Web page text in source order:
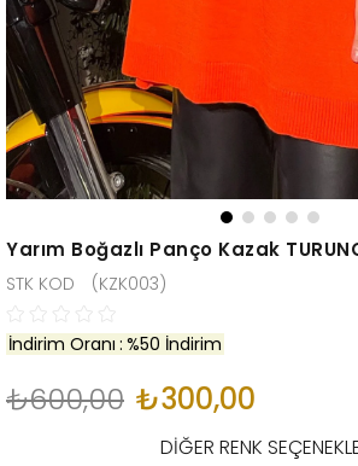
Yarım Boğazlı Panço Kazak
(KZK003)
İndirim Oranı : %50 İndirim
₺600,00 ₺300,00
DIĞER RENK